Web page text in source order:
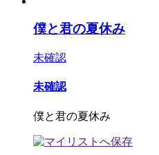
僕と君の夏休み
未確認
未確認
僕と君の夏休み